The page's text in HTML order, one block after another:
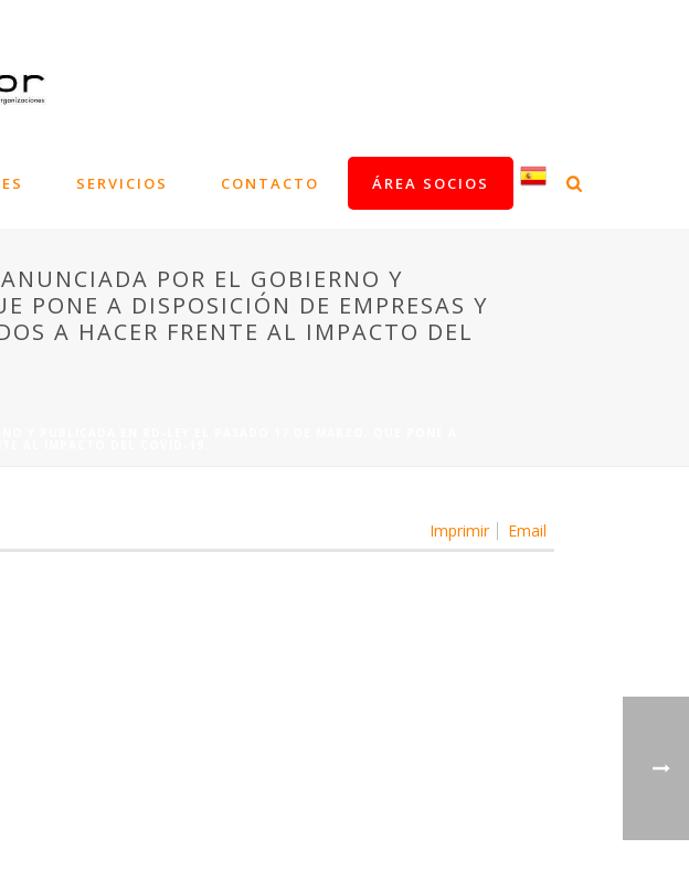
SERVICIOS CONTACTO ÁREA SOCIOS
POR EL GOBIERNO Y
PONE A DISPOSICIÓN DE EMPRESAS Y
A HACER FRENTE AL IMPACTO DEL
Imprimir Email